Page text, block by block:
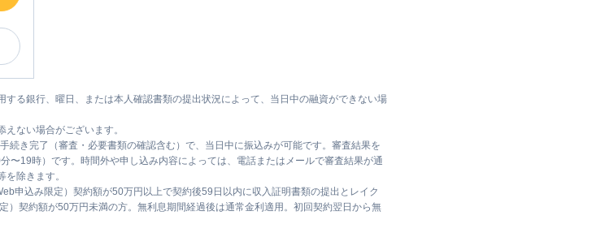
る銀行、曜日、または本人確認書類の提出状況によって、当日中の融資ができない場
ない場合がございます。
続き完了（審査・必要書類の確認含む）で、当日中に振込みが可能です。審査結果を
19時）です。時間外や申し込み内容によっては、電話またはメールで審査結果が通
除きます。
申込み限定）契約額が50万円以上で契約後59日以内に収入証明書類の提出とレイク
契約額が50万円未満の方。無利息期間経過後は通常金利適用。初回契約翌日から無